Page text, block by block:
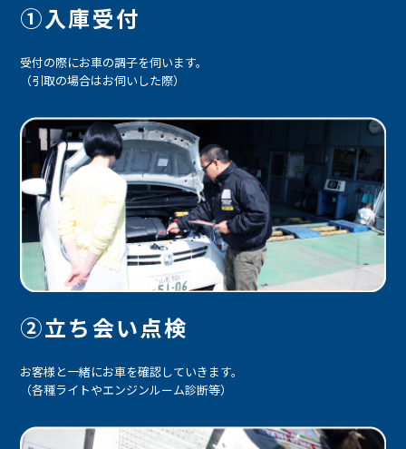
①入庫受付
受付の際にお車の調子を伺います。
（引取の場合はお伺いした際）
②立ち会い点検
お客様と一緒にお車を確認していきます。
（各種ライトやエンジンルーム診断等）